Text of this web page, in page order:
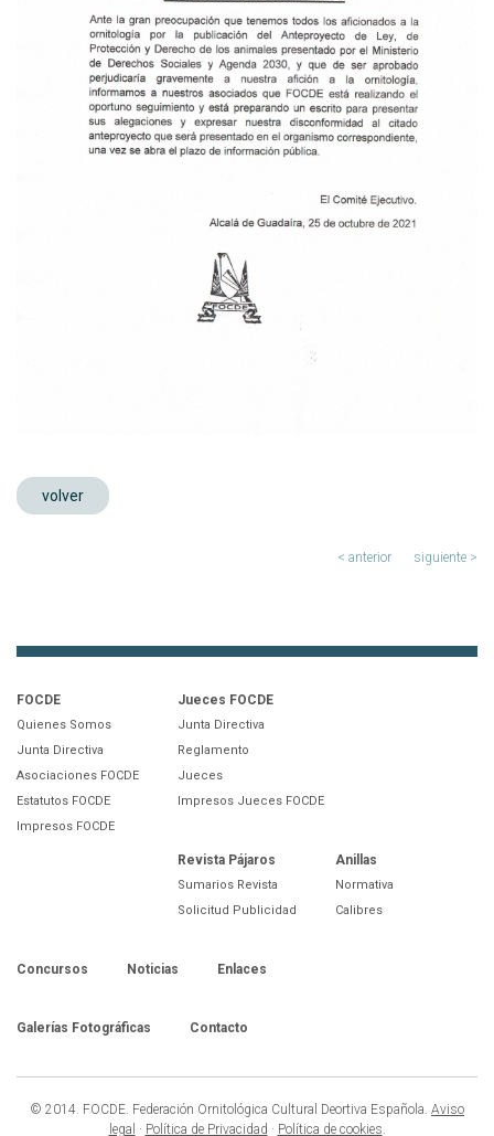
volver
siguiente >
< anterior
FOCDE
Quienes Somos
Junta Directiva
Asociaciones FOCDE
Estatutos FOCDE
Impresos FOCDE
Jueces FOCDE
Junta Directiva
Reglamento
Jueces
Impresos Jueces FOCDE
Revista Pájaros
Sumarios Revista
Solicitud Publicidad
Anillas
Normativa
Calibres
Concursos Noticias Enlaces
Galerías Fotográficas Contacto
© 2014. FOCDE. Federación Ornitológica Cultural Deortiva Española. Aviso
legal · Política de Privacidad · Política de cookies.